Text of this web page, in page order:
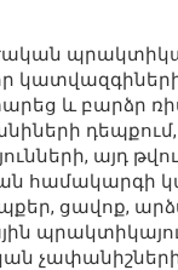
և բարձր
այդ
համակարգի
ցավոք,